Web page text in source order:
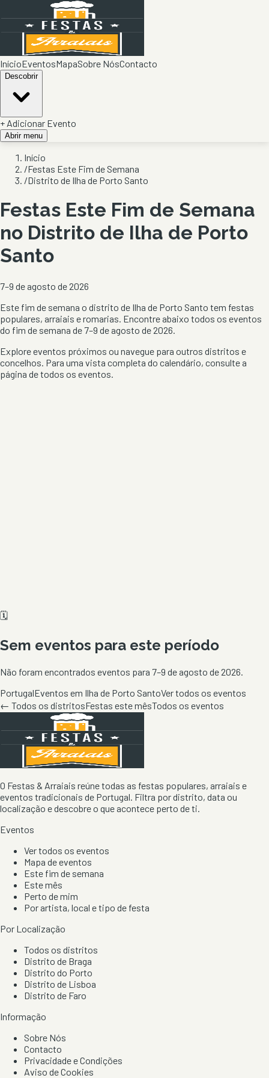
InícioEventosMapaSobre NósContacto
Descobrir
+ Adicionar Evento
Abrir menu
Início
/Festas Este Fim de Semana
/Distrito de Ilha de Porto Santo
Festas Este Fim de Semana
no Distrito de Ilha de Porto
Santo
7–9 de agosto de 2026
Este fim de semana o distrito de Ilha de Porto Santo tem festas
populares, arraiais e romarias. Encontre abaixo todos os eventos
do fim de semana de 7–9 de agosto de 2026.
Explore eventos próximos ou navegue para outros distritos e
concelhos. Para uma vista completa do calendário, consulte a
página de todos os eventos.
🗓️
Sem eventos para este período
Não foram encontrados eventos para 7–9 de agosto de 2026
PortugalEventos em Ilha de Porto SantoVer todos os eventos
← Todos os distritosFestas este mêsTodos os eventos
O Festas & Arraiais reúne todas as festas populares, arraiais e
eventos tradicionais de Portugal. Filtra por distrito, data ou
localização e descobre o que acontece perto de ti.
Eventos
Ver todos os eventos
Mapa de eventos
Este fim de semana
Este mês
Perto de mim
Por artista, local e tipo de festa
Por Localização
Todos os distritos
Distrito de Braga
Distrito do Porto
Distrito de Lisboa
Distrito de Faro
Informação
Sobre Nós
Contacto
Privacidade e Condições
Aviso de Cookies